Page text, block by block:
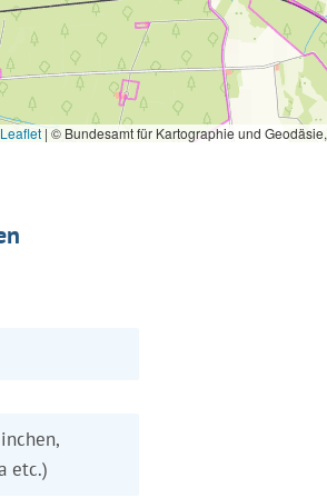
| © Bundesamt für Kartographie und Geodäsie,
etc.)